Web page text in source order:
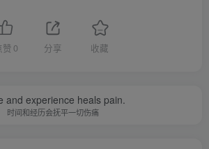
赞 0 分享 收藏
and experience heals pain.
时间和经历会抚平一切伤痛